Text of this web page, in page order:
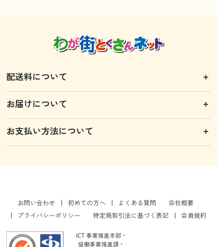
配送料について
お届けについて
お支払い方法について
お問い合わせ 初めての方へ よくある質問
会社概要
プライバシーポリシー
特定商取引法に基づく表記 会員規約
ICT 事業推進本部・
協働事業推進課・